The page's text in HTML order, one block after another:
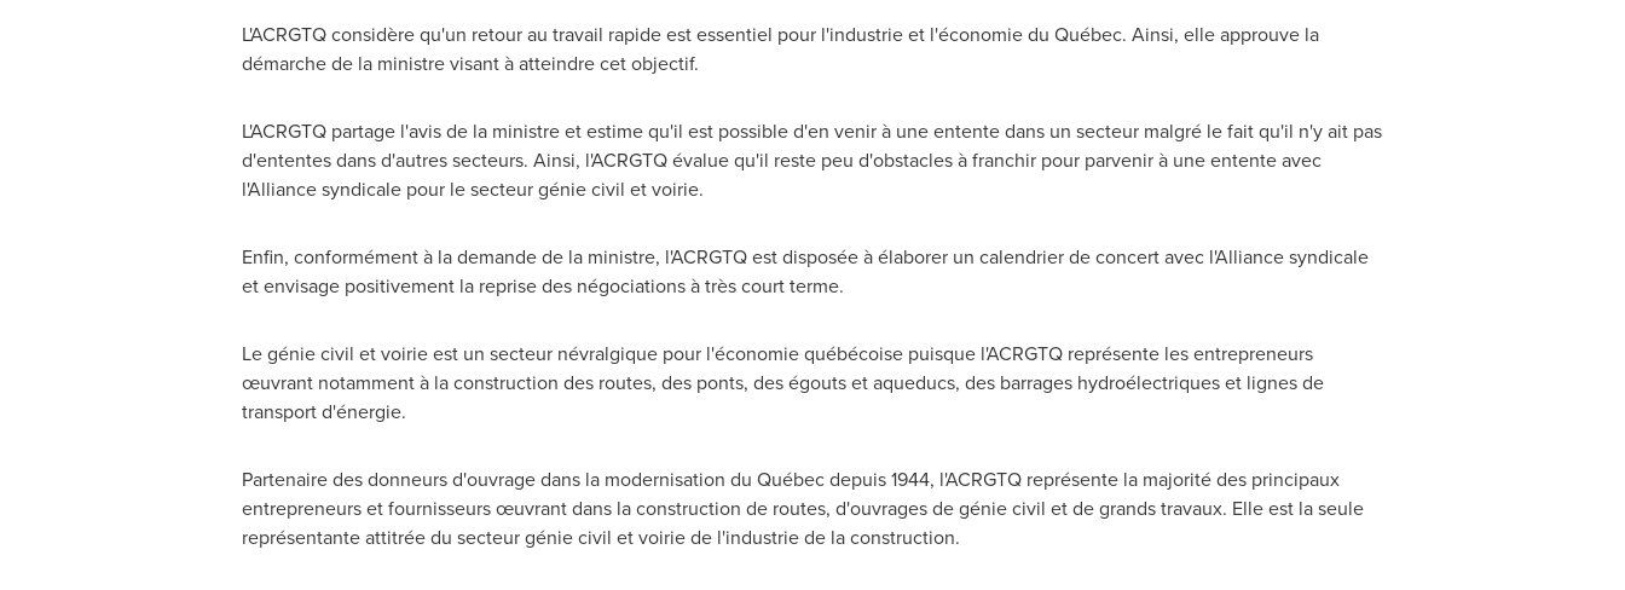
L'ACRGTQ considère qu'un retour au travail rapide est essentiel pour l'industrie et l'économie du Québec. Ainsi, elle approuve la
démarche de la ministre visant à atteindre cet objectif.
L'ACRGTQ partage l'avis de la ministre et estime qu'il est possible d'en venir à une entente dans un secteur malgré le fait qu'il n'y ait pas
d'ententes dans d'autres secteurs. Ainsi, l'ACRGTQ évalue qu'il reste peu d'obstacles à franchir pour parvenir à une entente avec
l'Alliance syndicale pour le secteur génie civil et voirie.
Enfin, conformément à la demande de la ministre, l'ACRGTQ est disposée à élaborer un calendrier de concert avec l'Alliance syndicale
et envisage positivement la reprise des négociations à très court terme.
Le génie civil et voirie est un secteur névralgique pour l'économie québécoise puisque l'ACRGTQ représente les entrepreneurs
œuvrant notamment à la construction des routes, des ponts, des égouts et aqueducs, des barrages hydroélectriques et lignes de
transport d'énergie.
Partenaire des donneurs d'ouvrage dans la modernisation du Québec depuis 1944, l'ACRGTQ représente la majorité des principaux
entrepreneurs et fournisseurs œuvrant dans la construction de routes, d'ouvrages de génie civil et de grands travaux. Elle est la seule
représentante attitrée du secteur génie civil et voirie de l'industrie de la construction.